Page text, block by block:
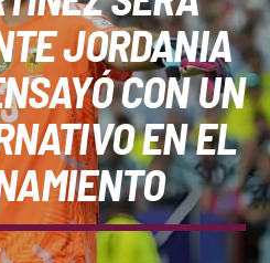
WEB
0:00
JORDANIA
CON UN
EN EL